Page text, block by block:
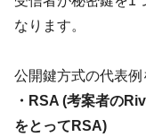
なります。
公開鍵方式の代表例
・RSA (考案者の
をとってRSA)